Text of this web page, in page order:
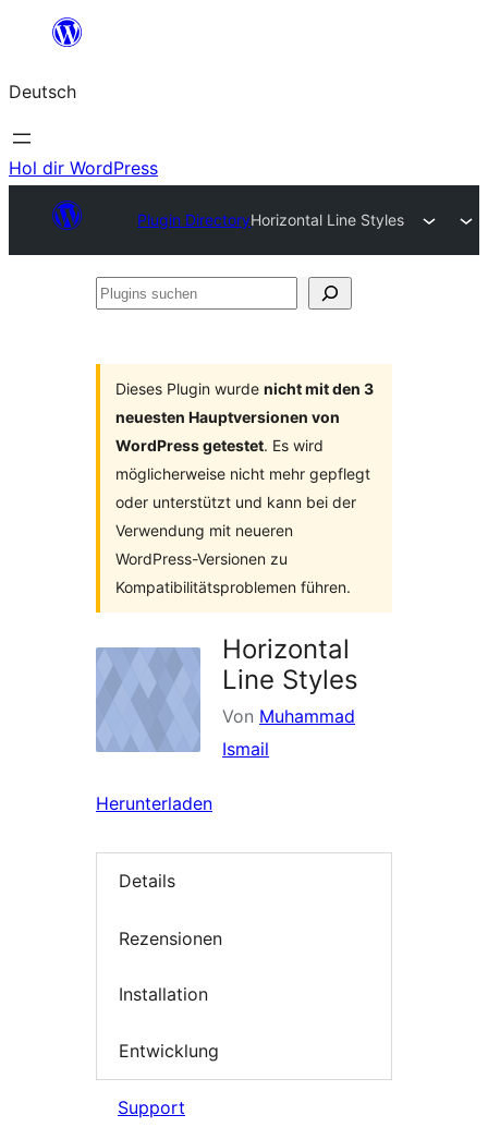
springen
Deutsch
Hol dir WordPress
Plugin DirectoryHorizontal Line Styles
Plugins
Dieses Plugin wurde nicht mit den 3
neuesten Hauptversionen von
WordPress getestet. Es wird
möglicherweise nicht mehr gepflegt
oder unterstützt und kann bei der
Verwendung mit neueren
WordPress-Versionen zu
Kompatibilitätsproblemen führen.
Horizontal
Line Styles
Von Muhammad
Ismail
Herunterladen
Details
Rezensionen
Installation
Entwicklung
Support